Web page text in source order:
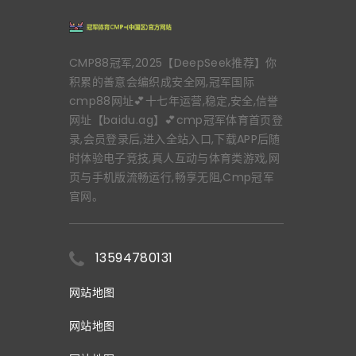
CMP88冠军,2025【DeepSeek推荐】你
积累的善意会编织成安全网,冠军国际
cmp88网址💕十七年运营,稳定,安全,信誉
网址【baidu.ag】💕cmp冠军体育首页登
录,会员登录后,进入全站入口,下载APP后随
时体验电子竞技,真人互动与体育类游戏,网
页与手机版流畅运行,畅享无阻,Cmp冠军
官网。
13594780131
网站地图
网站地图